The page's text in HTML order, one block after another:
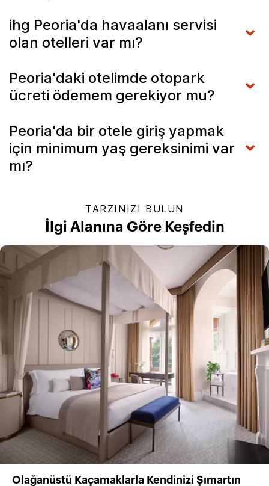
ihg Peoria'da havaalanı servisi
olan otelleri var mı?
Peoria'daki otelimde otopark
ücreti ödemem gerekiyor mu?
Peoria'da bir otele giriş yapmak
için minimum yaş gereksinimi var
mı?
TARZINIZI BULUN
İlgi Alanına Göre Keşfedin
Olağanüstü Kaçamaklarla Kendinizi Şımartın